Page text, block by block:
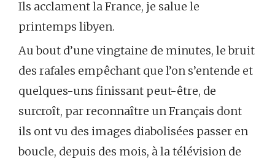
Ils acclament la France, je salue le
printemps libyen.
Au bout d’une vingtaine de minutes, le bruit
des rafales empêchant que l’on s’entende et
quelques-uns finissant peut-être, de
surcroît, par reconnaître un Français dont
ils ont vu des images diabolisées passer en
boucle, depuis des mois, à la télévision de